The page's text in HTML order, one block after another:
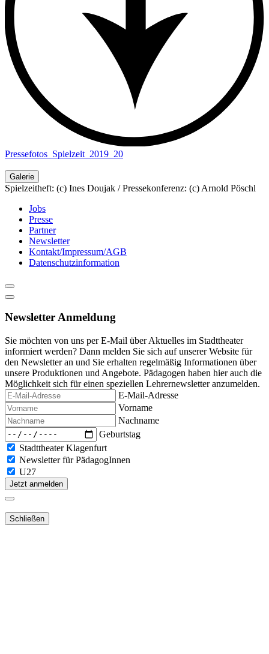
Pressefotos_Spielzeit_2019_20
Galerie
Spielzeitheft: (c) Ines Doujak / Pressekonferenz: (c) Arnold Pöschl
Jobs
Presse
Partner
Newsletter
Kontakt/Impressum/AGB
Datenschutzinformation
Newsletter Anmeldung
Sie möchten von uns per E-Mail über Aktuelles im Stadttheater
informiert werden? Dann melden Sie sich auf unserer Website für
den Newsletter an und Sie erhalten regelmäßig Informationen über
unsere Produktionen und Angebote. Pädagogen haben hier auch die
Möglichkeit sich für einen speziellen Lehrernewsletter anzumelden.
E-Mail-Adresse
Vorname
Nachname
Geburtstag
Stadttheater Klagenfurt
Newsletter für PädagogInnen
U27
Jetzt anmelden
Schließen